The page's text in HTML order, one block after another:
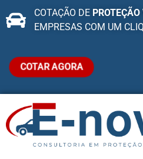
COTAÇÃO DE
EMPRESAS COM UM
COTAR AGORA